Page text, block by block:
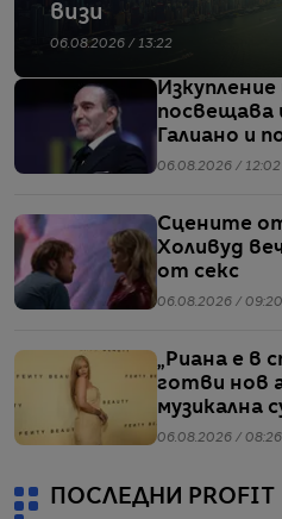
визи
06.08.2026 / 13:22
посвещава
Галиано и
въпроси
06.08.2026 / 12:02
Сцените
Холивуд
от секс
06.08.2026 / 09:20
„Риана е в
готви нов
музикална
06.08.2026 / 08:26
ПОСЛЕДНИ PROFIT